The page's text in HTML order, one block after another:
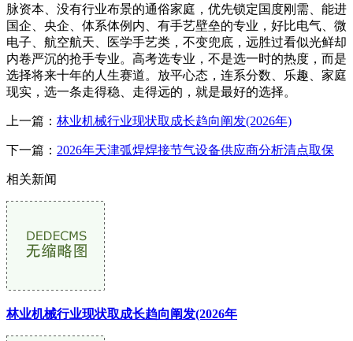
脉资本、没有行业布景的通俗家庭，优先锁定国度刚需、能进
国企、央企、体系体例内、有手艺壁垒的专业，好比电气、微
电子、航空航天、医学手艺类，不变兜底，远胜过看似光鲜却
内卷严沉的抢手专业。高考选专业，不是选一时的热度，而是
选择将来十年的人生赛道。放平心态，连系分数、乐趣、家庭
现实，选一条走得稳、走得远的，就是最好的选择。
上一篇： 林业机械行业现状取成长趋向阐发(2026年)
下一篇： 2026年天津弧焊焊接节气设备供应商分析清点取保
相关新闻
林业机械行业现状取成长趋向阐发(2026年